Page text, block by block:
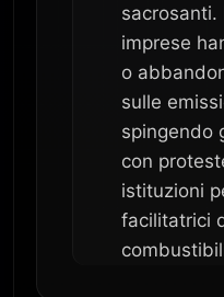
sacrosanti.
imprese
o
sulle
spingendo
con
istituzioni
facilitatrici